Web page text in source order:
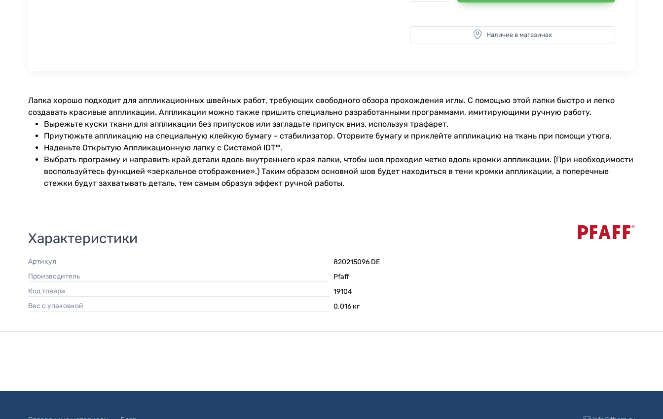
Наличие в магазинах
Лапка хорошо подходит для аппликационных швейных работ, требующих свободного обзора прохождения иглы. С помощью этой лапки быстро и легко
создавать красивые аппликации. Aппликации можно также пришить специально разработанными программами, имитирующими ручную работу.
Вырежьте куски ткани для аппликации без припусков или загладьте припуск вниз, используя трафарет.
Приутюжьте аппликацию на специальную клейкую бумагу - стабилизатор. Оторвите бумагу и приклейте аппликацию на ткань при помощи утюга.
Наденьте Открытую Аппликационную лапку с Системой IDT™.
Выбрать программу и направить край детали вдоль внутреннего края лапки, чтобы шов проходил четко вдоль кромки аппликации. (При необходимости
воспользуйтесь функцией «зеркальное отображение».) Таким образом основной шов будет находиться в тени кромки аппликации, а поперечные
стежки будут захватывать деталь, тем самым образуя эффект ручной работы.
Характеристики
Артикул
820215096 DE
Производитель
Pfaff
Код товара
19104
Вес с упаковкой
0.016 кг